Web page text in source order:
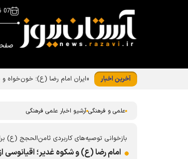
07 August 2026
آخرین اخبار «ایران امام رضا (ع)؛ خون‌خواه
علمی و فرهنگی آرشیو اخبار علمی فرهنگی
بازخوانی توصیه‌های کاربردی ثامن‌الحجج (ع)
امام رضا (ع) و شکوه غدیر؛ اقیانوسی